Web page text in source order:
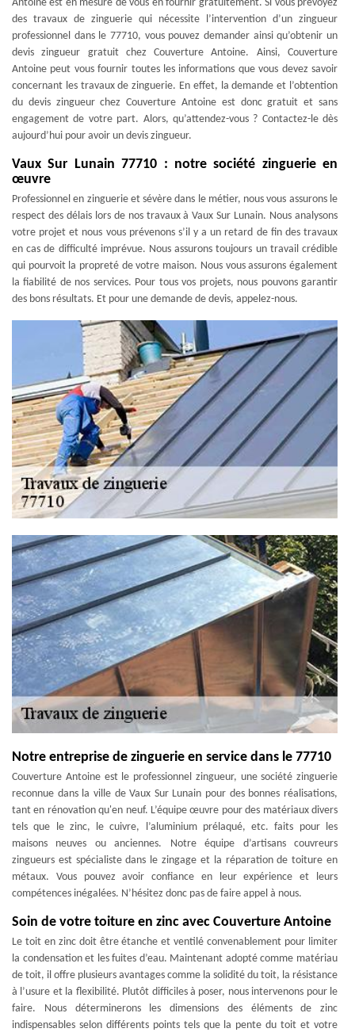
Antoine est en mesure de vous en fournir gratuitement. Si vous prévoyez
des travaux de zinguerie qui nécessite l’intervention d’un zingueur
professionnel dans le 77710, vous pouvez demander ainsi qu’obtenir un
devis zingueur gratuit chez Couverture Antoine. Ainsi, Couverture
Antoine peut vous fournir toutes les informations que vous devez savoir
concernant les travaux de zinguerie. En effet, la demande et l’obtention
du devis zingueur chez Couverture Antoine est donc gratuit et sans
engagement de votre part. Alors, qu’attendez-vous ? Contactez-le dès
aujourd’hui pour avoir un devis zingueur.
Vaux Sur Lunain 77710 : notre société zinguerie en
œuvre
Professionnel en zinguerie et sévère dans le métier, nous vous assurons le
respect des délais lors de nos travaux à Vaux Sur Lunain. Nous analysons
votre projet et nous vous prévenons s’il y a un retard de fin des travaux
en cas de difficulté imprévue. Nous assurons toujours un travail crédible
qui pourvoit la propreté de votre maison. Nous vous assurons également
la fiabilité de nos services. Pour tous vos projets, nous pouvons garantir
des bons résultats. Et pour une demande de devis, appelez-nous.
Notre entreprise de zinguerie en service dans le 77710
Couverture Antoine est le professionnel zingueur, une société zinguerie
reconnue dans la ville de Vaux Sur Lunain pour des bonnes réalisations,
tant en rénovation qu'en neuf. L’équipe œuvre pour des matériaux divers
tels que le zinc, le cuivre, l’aluminium prélaqué, etc. faits pour les
maisons neuves ou anciennes. Notre équipe d’artisans couvreurs
zingueurs est spécialiste dans le zingage et la réparation de toiture en
métaux. Vous pouvez avoir confiance en leur expérience et leurs
compétences inégalées. N’hésitez donc pas de faire appel à nous.
Soin de votre toiture en zinc avec Couverture Antoine
Le toit en zinc doit être étanche et ventilé convenablement pour limiter
la condensation et les fuites d’eau. Maintenant adopté comme matériau
de toit, il offre plusieurs avantages comme la solidité du toit, la résistance
à l’usure et la flexibilité. Plutôt difficiles à poser, nous intervenons pour le
faire. Nous déterminerons les dimensions des éléments de zinc
indispensables selon différents points tels que la pente du toit et votre